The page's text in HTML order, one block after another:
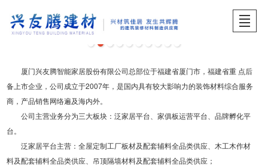
厦门兴友腾智能家居股份有限公司总部位于福建省厦门市，福建省重 点后
备上市企业，公司成立于2007年，是国内具有较大影响力的装饰材料综合服务
商，产品销售网络遍及海内外。
公司主营业务分为三大板块：泛家居平台、家俱板运营平台、品牌孵化平
台。
泛家居平台主营：全屋定制工厂板材及配套辅料全品类供应、木工木作材
料及配套辅料全品类供应、吊顶隔墙材料及配套辅料全品类供应；